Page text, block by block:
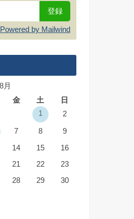
Powered by Mailwind
月
金 土
日
1
2
7 8 9
14 15
16
21 22
23
28 29
30